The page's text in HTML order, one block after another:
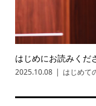
はじめにお読みくだ
2025.10.08 はじめて